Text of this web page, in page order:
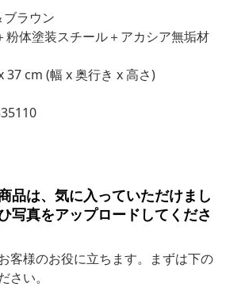
ブラウン
粉体塗装スチール＋アカシア無垢材
37 cm (幅 x 奥行き x 高さ)
品は、気に入っていただけまし
写真をアップロードしてくださ
客様のお役に立ちます。まずは下の
さい。